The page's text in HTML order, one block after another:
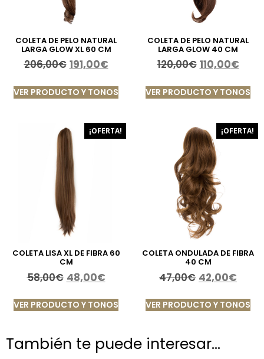
COLETA DE PELO NATURAL
LARGA GLOW XL 60 CM
206,00€ 191,00€
VER PRODUCTO Y TONOS
COLETA DE PELO NATURAL
LARGA GLOW 40 CM
120,00€ 110,00€
VER PRODUCTO Y TONOS
¡OFERTA!
COLETA LISA XL DE FIBRA 60
CM
58,00€ 48,00€
VER PRODUCTO Y TONOS
¡OFERTA!
COLETA ONDULADA DE FIBRA
40 CM
47,00€ 42,00€
VER PRODUCTO Y TONOS
También te puede interesar…